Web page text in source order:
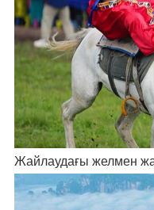
Жайлаудағы желмен